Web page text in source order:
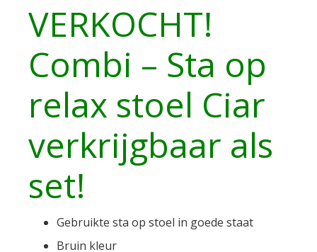
VERKOCHT!
Combi – Sta op
relax stoel Ciar
verkrijgbaar als
set!
Gebruikte sta op stoel in goede staat
Bruin kleur